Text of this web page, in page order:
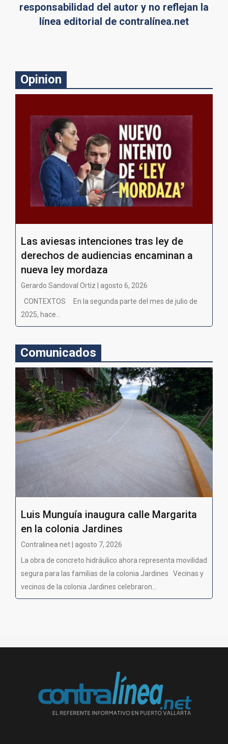
responsabilidad del autor y no reflejan la
línea editorial de contralínea.net
Opinion
Las aviesas intenciones tras ley de
derechos de audiencias encaminan a
nueva ley mordaza
Gerardo Sandoval Ortiz | agosto 6, 2026
CONTEXTOS En la segunda parte del mes de julio de
2025, hace...
Comunicados
Luis Munguía inaugura calle Margarita
en la colonia Jardines
Contralinea net | agosto 7, 2026
La obra de concreto hidráulico ahora representa movilidad
segura para las familias de la colonia Jardines Vecinas y
vecinos de la colonia Jardines celebraron...